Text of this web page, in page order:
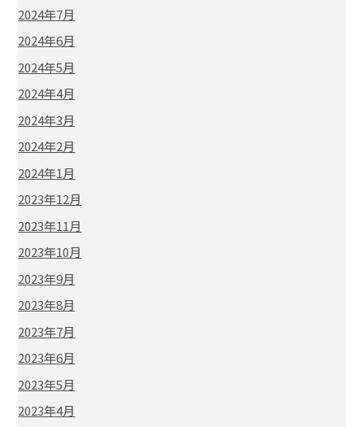
2024年7月
2024年6月
2024年5月
2024年4月
2024年3月
2024年2月
2024年1月
2023年12月
2023年11月
2023年10月
2023年9月
2023年8月
2023年7月
2023年6月
2023年5月
2023年4月